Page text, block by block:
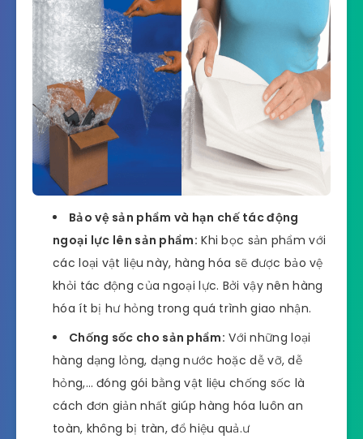
Bảo vệ sản phẩm và hạn chế tác động
ngoại lực lên sản phẩm: Khi bọc sản phẩm với
các loại vật liệu này, hàng hóa sẽ được bảo vệ
khỏi tác động của ngoại lực. Bởi vậy nên hàng
hóa ít bị hư hỏng trong quá trình giao nhận.
Chống sốc cho sản phẩm: Với những loại
hàng dạng lỏng, dạng nước hoặc dễ vỡ, dễ
hỏng,… đóng gói bằng vật liệu chống sốc là
cách đơn giản nhất giúp hàng hóa luôn an
toàn, không bị tràn, đổ hiệu quả.ư